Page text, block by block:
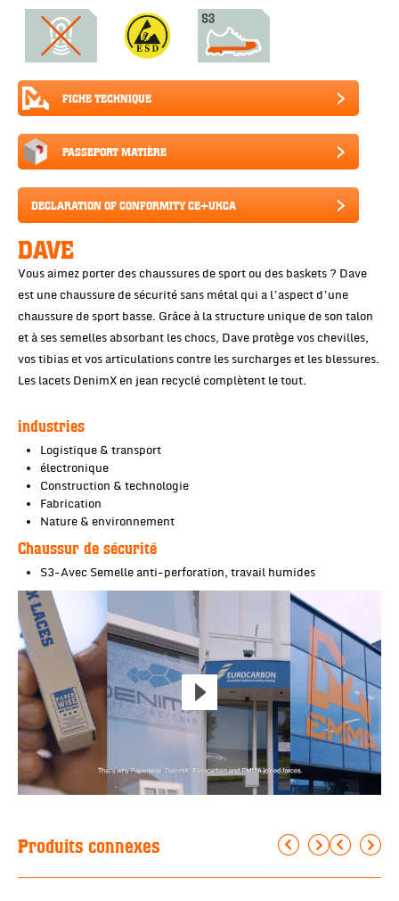
FICHE TECHNIQUE
PASSEPORT MATIÈRE
DECLARATION OF CONFORMITY CE+UKCA
DAVE
Vous aimez porter des chaussures de sport ou des baskets ? Dave
est une chaussure de sécurité sans métal qui a l’aspect d’une
chaussure de sport basse. Grâce à la structure unique de son talon
et à ses semelles absorbant les chocs, Dave protège vos chevilles,
vos tibias et vos articulations contre les surcharges et les blessures.
Les lacets DenimX en jean recyclé complètent le tout.
industries
Logistique & transport
électronique
Construction & technologie
Fabrication
Nature & environnement
Chaussur de sécurité
S3-Avec Semelle anti-perforation, travail humides
Produits connexes